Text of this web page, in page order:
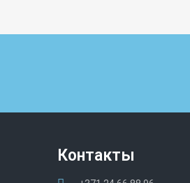
Контакты